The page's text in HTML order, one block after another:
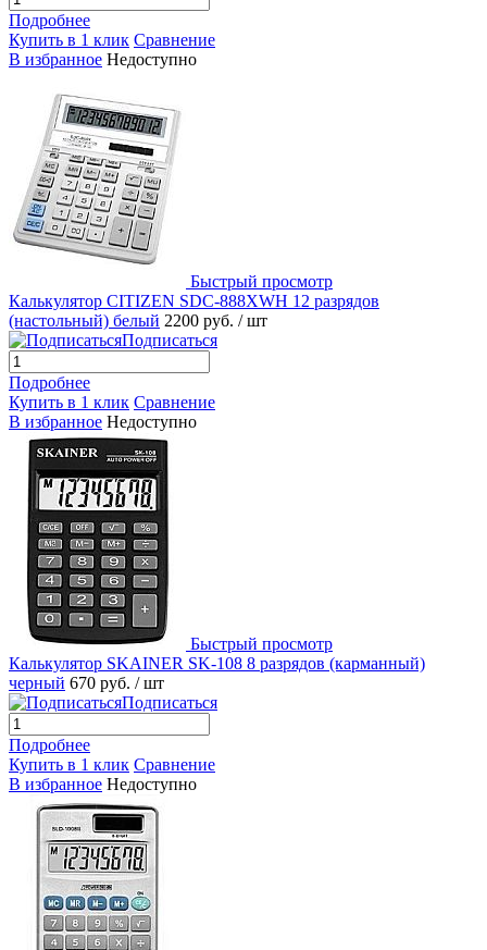
Подробнее
Купить в 1 клик Сравнение
В избранное Недоступно
Быстрый просмотр
Калькулятор CITIZEN SDC-888XWH 12 разрядов
(настольный) белый 2200 руб. / шт
Подписаться
Подробнее
Купить в 1 клик Сравнение
В избранное Недоступно
Быстрый просмотр
Калькулятор SKAINER SK-108 8 разрядов (карманный)
черный 670 руб. / шт
Подписаться
Подробнее
Купить в 1 клик Сравнение
В избранное Недоступно